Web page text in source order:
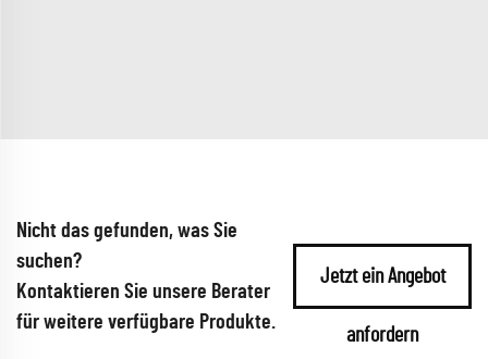
Nicht das gefunden, was Sie
suchen?
Kontaktieren Sie unsere Berater
für weitere verfügbare Produkte.
Jetzt ein Angebot
anfordern